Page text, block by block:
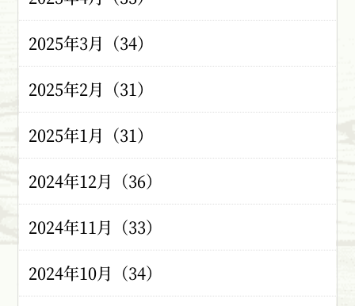
2025年3月（34）
2025年2月（31）
2025年1月（31）
2024年12月（36）
2024年11月（33）
2024年10月（34）